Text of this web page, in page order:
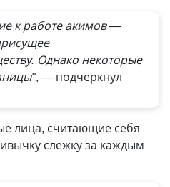
к работе акимов —
Однако некоторые
, — подчеркнул
лица, считающие себя
слежку за каждым